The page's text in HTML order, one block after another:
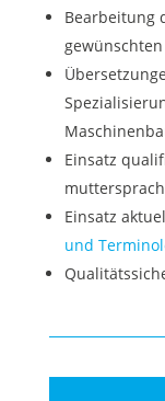
Bearbeitung
Einsatz
Einsatz
und